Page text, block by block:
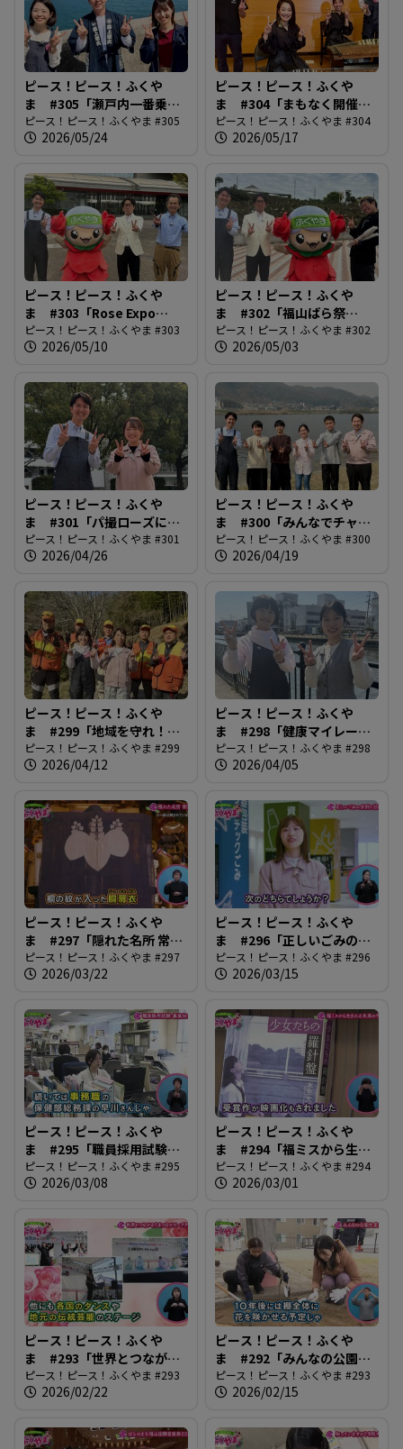
ピース！ピース！ふくや
ま #305「瀬戸内一番乗
り！鞆の浦弁天島花火大
会」
ピース！ピース！ふくやま #305
2026/05/24
ピース！ピース！ふくや
ま #304「まもなく開催！
ばらのまち福山国際音楽
祭」
ピース！ピース！ふくやま #304
2026/05/17
ピース！ピース！ふくや
ま #303「Rose Expo
FUKUYAMA2026」
ピース！ピース！ふくやま #303
2026/05/10
ピース！ピース！ふくや
ま #302「福山ばら祭
2026」
ピース！ピース！ふくやま #302
2026/05/03
ピース！ピース！ふくや
ま #301「パ撮ローズに街
路樹追加！」
ピース！ピース！ふくやま #301
2026/04/26
ピース！ピース！ふくや
ま #300「みんなでチャレ
ンジ！福山夢・未来開花プ
ロジェクト」
ピース！ピース！ふくやま #300
2026/04/19
ピース！ピース！ふくや
ま #299「地域を守れ！有
害鳥獣ハンターズ」
ピース！ピース！ふくやま #299
2026/04/12
ピース！ピース！ふくや
ま #298「健康マイレージ
がバージョンアップ」
ピース！ピース！ふくやま #298
2026/04/05
ピース！ピース！ふくや
ま #297「隠れた名所 常国
寺」
ピース！ピース！ふくやま #297
2026/03/22
ピース！ピース！ふくや
ま #296「正しいごみの分
別と出し方」
ピース！ピース！ふくやま #296
2026/03/15
ピース！ピース！ふくや
ま #295「職員採用試験、
募集始まる」
ピース！ピース！ふくやま #295
2026/03/08
ピース！ピース！ふくや
ま #294「福ミスから生ま
れる未来の作家」
ピース！ピース！ふくやま #294
2026/03/01
ピース！ピース！ふくや
ま #293「世界とつなが
る！まつながカープジェ
ー」
ピース！ピース！ふくやま #293
2026/02/22
ピース！ピース！ふくや
ま #292「みんなの公園大
変身！」
ピース！ピース！ふくやま #293
2026/02/15